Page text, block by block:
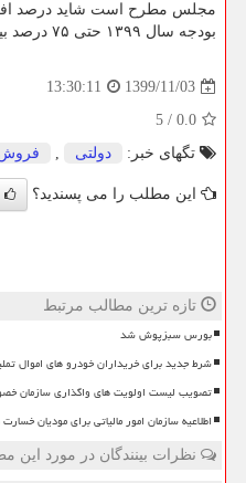
بودجه سال ۱۳۹۹ حتی ۷۵ درصد بیشتر شود.
1399/11/03
13:30:11
0.0
/
5
تگهای خبر:
دولتی ,
این مطلب را می پسندید؟
تازه ترین مطالب مرتبط
بورس سبزپوش شد
شرط جدید برای خریداران خودرو های اموال
تصویب لیست اولویت های واگذاری سازمان
اطلاعیه سازمان امور مالیاتی برای مودیان
نظرات بینندگان در مورد این